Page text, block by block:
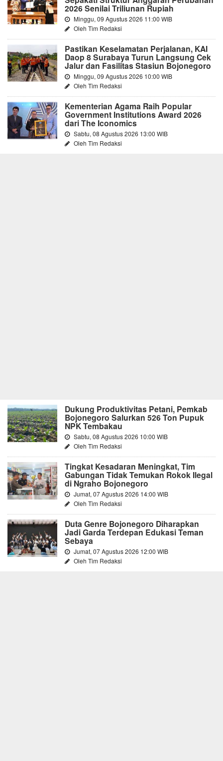
2026 Senilai Triliunan Rupiah
Minggu, 09 Agustus 2026 11:00 WIB
Oleh Tim Redaksi
Pastikan Keselamatan Perjalanan, KAI
Daop 8 Surabaya Turun Langsung Cek
Jalur dan Fasilitas Stasiun Bojonegoro
Minggu, 09 Agustus 2026 10:00 WIB
Oleh Tim Redaksi
Kementerian Agama Raih Popular
Government Institutions Award 2026
dari The Iconomics
Sabtu, 08 Agustus 2026 13:00 WIB
Oleh Tim Redaksi
Dukung Produktivitas Petani, Pemkab
Bojonegoro Salurkan 526 Ton Pupuk
NPK Tembakau
Sabtu, 08 Agustus 2026 10:00 WIB
Oleh Tim Redaksi
Tingkat Kesadaran Meningkat, Tim
Gabungan Tidak Temukan Rokok Ilegal
di Ngraho Bojonegoro
Jumat, 07 Agustus 2026 14:00 WIB
Oleh Tim Redaksi
Duta Genre Bojonegoro Diharapkan
Jadi Garda Terdepan Edukasi Teman
Sebaya
Jumat, 07 Agustus 2026 12:00 WIB
Oleh Tim Redaksi